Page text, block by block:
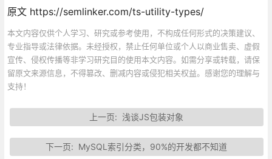
原文 https://semlinker.com/ts-utility-types/
本文内容仅供个人学习、研究或参考使用，不构成任何形式的决策建议、
专业指导或法律依据。未经授权，禁止任何单位或个人以商业售卖、虚假
宣传、侵权传播等非学习研究目的使用本文内容。如需分享或转载，请保
留原文来源信息，不得篡改、删减内容或侵犯相关权益。感谢您的理解与
支持！
上一页: 浅谈JS包装对象
下一页: MySQL索引分类，90%的开发都不知道